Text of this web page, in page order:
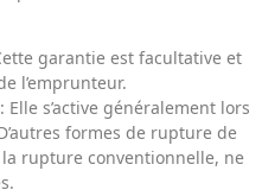
garantie est facultative et
l’emprunteur.
s’active généralement lors
formes de rupture de
rupture conventionnelle, ne